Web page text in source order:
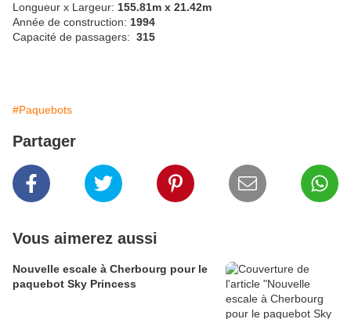
Longueur x Largeur: 155.81m x 21.42m
Année de construction: 1994
Capacité de passagers: 315
#Paquebots
Partager
Vous aimerez aussi
Nouvelle escale à Cherbourg pour le
paquebot Sky Princess